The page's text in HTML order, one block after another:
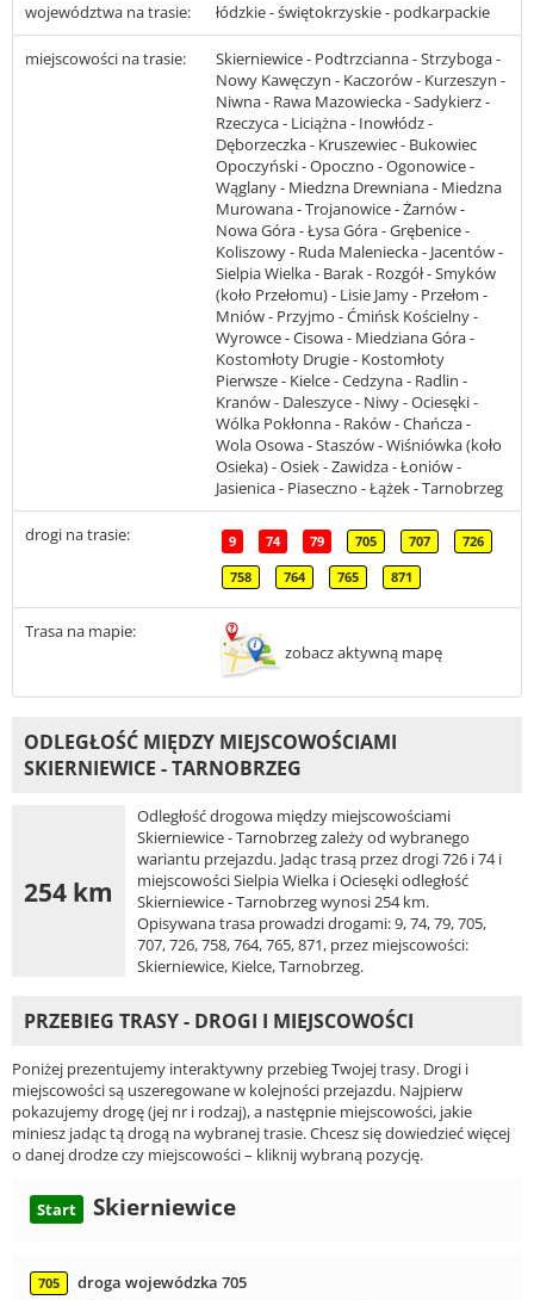
województwa na trasie: łódzkie - świętokrzyskie - podkarpackie
miejscowości na trasie:
Skierniewice - Podtrzcianna - Strzyboga -
Nowy Kawęczyn - Kaczorów - Kurzeszyn -
Niwna - Rawa Mazowiecka - Sadykierz -
Rzeczyca - Liciążna - Inowłódz -
Dęborzeczka - Kruszewiec - Bukowiec
Opoczyński - Opoczno - Ogonowice -
Wąglany - Miedzna Drewniana - Miedzna
Murowana - Trojanowice - Żarnów -
Nowa Góra - Łysa Góra - Grębenice -
Koliszowy - Ruda Maleniecka - Jacentów -
Sielpia Wielka - Barak - Rozgół - Smyków
(koło Przełomu) - Lisie Jamy - Przełom -
Mniów - Przyjmo - Ćmińsk Kościelny -
Wyrowce - Cisowa - Miedziana Góra -
Kostomłoty Drugie - Kostomłoty
Pierwsze - Kielce - Cedzyna - Radlin -
Kranów - Daleszyce - Niwy - Ociesęki -
Wólka Pokłonna - Raków - Chańcza -
Wola Osowa - Staszów - Wiśniówka (koło
Osieka) - Osiek - Zawidza - Łoniów -
Jasienica - Piaseczno - Łążek - Tarnobrzeg
drogi na trasie: 9 74 79 705 707 726
758 764 765 871
Trasa na mapie:
zobacz aktywną mapę
ODLEGŁOŚĆ MIĘDZY MIEJSCOWOŚCIAMI
SKIERNIEWICE - TARNOBRZEG
254 km
Odległość drogowa między miejscowościami
Skierniewice - Tarnobrzeg zależy od wybranego
wariantu przejazdu. Jadąc trasą przez drogi 726 i 74 i
miejscowości Sielpia Wielka i Ociesęki odległość
Skierniewice - Tarnobrzeg wynosi 254 km.
Opisywana trasa prowadzi drogami: 9, 74, 79, 705,
707, 726, 758, 764, 765, 871, przez miejscowości:
Skierniewice, Kielce, Tarnobrzeg.
PRZEBIEG TRASY - DROGI I MIEJSCOWOŚCI
Poniżej prezentujemy interaktywny przebieg Twojej trasy. Drogi i
miejscowości są uszeregowane w kolejności przejazdu. Najpierw
pokazujemy drogę (jej nr i rodzaj), a następnie miejscowości, jakie
miniesz jadąc tą drogą na wybranej trasie. Chcesz się dowiedzieć więcej
o danej drodze czy miejscowości – kliknij wybraną pozycję.
Start Skierniewice
705
droga wojewódzka 705